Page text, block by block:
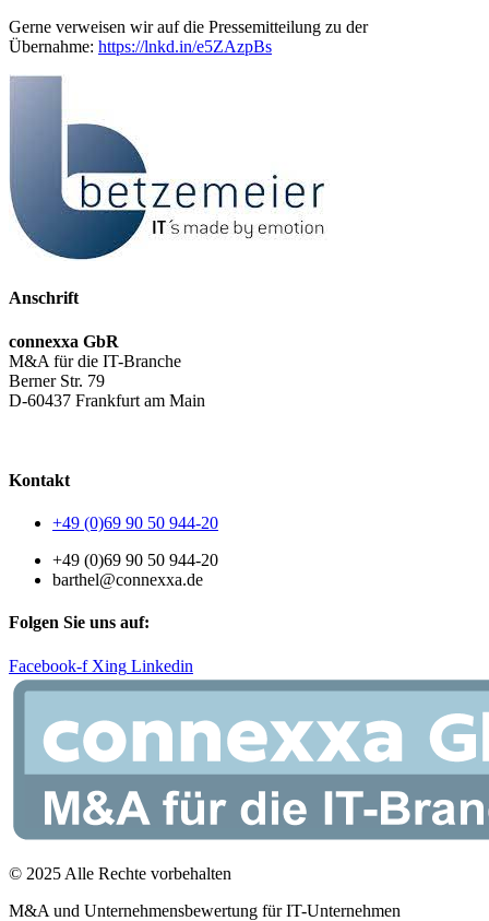
Gerne verweisen wir auf die Pressemitteilung zu der
Übernahme: https://lnkd.in/e5ZAzpBs
Anschrift
connexxa GbR
M&A für die IT-Branche
Berner Str. 79
D-60437 Frankfurt am Main
Kontakt
+49 (0)69 90 50 944-20
+49 (0)69 90 50 944-20
barthel@connexxa.de
Folgen Sie uns auf:
Facebook-f Xing Linkedin
© 2025 Alle Rechte vorbehalten
M&A und Unternehmensbewertung für IT-Unternehmen